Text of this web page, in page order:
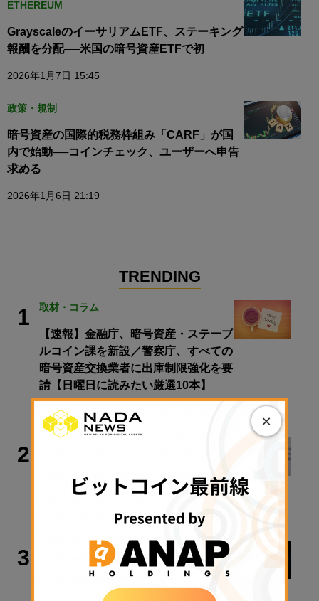
ETHEREUM
GrayscaleのイーサリアムETF、ステーキング
報酬を分配──米国の暗号資産ETFで初
2026年1月7日 15:45
政策・規制
暗号資産の国際的税務枠組み「CARF」が国
内で始動──コインチェック、ユーザーへ申告
求める
2026年1月6日 21:19
TRENDING
1 取材・コラム
【速報】金融庁、暗号資産・ステーブ
ルコイン課を新設／警察庁、すべての
暗号資産交換業者に出庫制限強化を要
請【日曜日に読みたい厳選10本】
2026年8月9日 08:00
2
Bybit、2200億円流出事件で北朝鮮ハ
ッカー集団を提訴
2026年8月10日 10:22
3 ビットコイン
米ビットコイン現物ETF、4月以来最
高の資金流入── 「Coldcard」との関
×